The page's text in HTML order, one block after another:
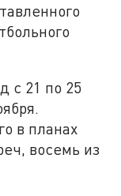
с 21 по 25
в планах
восемь из